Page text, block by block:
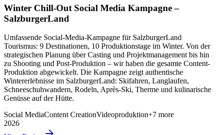
Winter Chill-Out Social Media Kampagne –
SalzburgerLand
Umfassende Social-Media-Kampagne für SalzburgerLand
Tourismus: 9 Destinationen, 10 Produktionstage im Winter. Von der
strategischen Planung über Casting und Projektmanagement bis hin
zu Shooting und Post-Produktion – wir haben die gesamte Content-
Produktion abgewickelt. Die Kampagne zeigt authentische
Wintererlebnisse im SalzburgerLand: Skifahren, Langlaufen,
Schneeschuhwandern, Rodeln, Après-Ski, Therme und kulinarische
Genüsse auf der Hütte.
Social MediaContent CreationVideoproduktion+7 more
2026